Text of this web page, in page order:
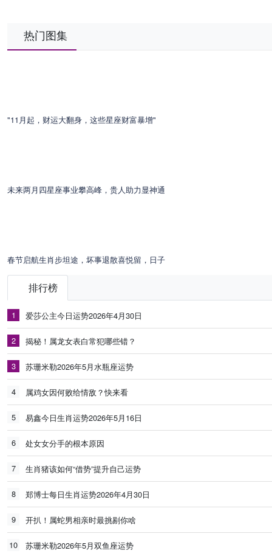
热门图集
"11月起，财运大翻身，这些星座财富暴增"
未来两月四星座事业攀高峰，贵人助力显神通
春节启航生肖步坦途，坏事退散喜悦留，日子
排行榜
1 爱莎公主今日运势2026年4月30日
2 揭秘！属龙女表白常犯哪些错？
3 苏珊米勒2026年5月水瓶座运势
4 属鸡女因何败给情敌？快来看
5 易鑫今日生肖运势2026年5月16日
6 处女女分手的根本原因
7 生肖猪该如何“借势”提升自己运势
8 郑博士每日生肖运势2026年4月30日
9 开扒！属蛇男相亲时最挑剔你啥
10 苏珊米勒2026年5月双鱼座运势